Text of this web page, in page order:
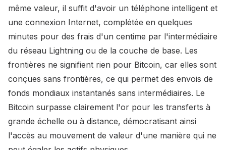
même valeur, il suffit d'avoir un téléphone intelligent et
une connexion Internet, complétée en quelques
minutes pour des frais d'un centime par l'intermédiaire
du réseau Lightning ou de la couche de base. Les
frontières ne signifient rien pour Bitcoin, car elles sont
conçues sans frontières, ce qui permet des envois de
fonds mondiaux instantanés sans intermédiaires. Le
Bitcoin surpasse clairement l'or pour les transferts à
grande échelle ou à distance, démocratisant ainsi
l'accès au mouvement de valeur d'une manière qui ne